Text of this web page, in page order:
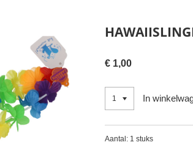
€ 1,00
In
Aantal: 1 stuks